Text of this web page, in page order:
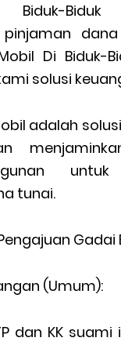
Biduk-
pinjaman
Di Biduk-
solusi
adalah
untuk
tunai.
Gadai
(Umum):
dan KK